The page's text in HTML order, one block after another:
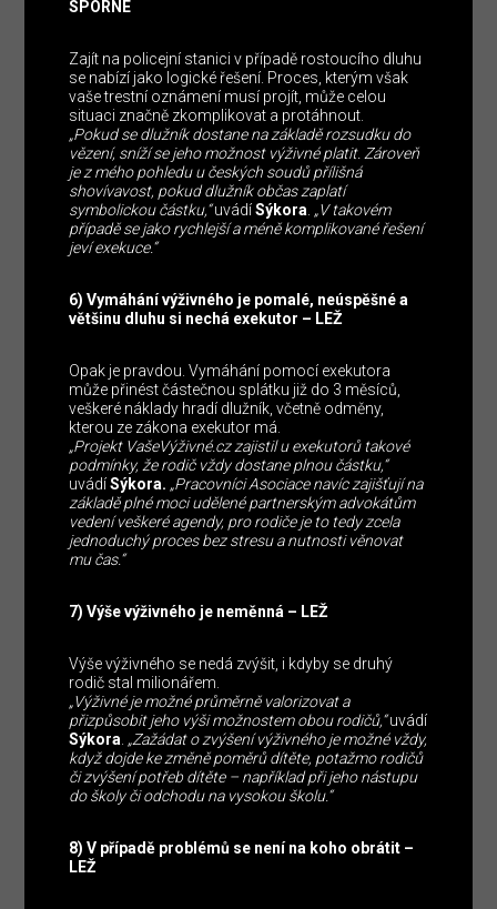
SPORNÉ
Zajít na policejní stanici v případě rostoucího dluhu
se nabízí jako logické řešení. Proces, kterým však
vaše trestní oznámení musí projít, může celou
situaci značně zkomplikovat a protáhnout.
„Pokud se dlužník dostane na základě rozsudku do
vězení, sníží se jeho možnost výživné platit. Zároveň
je z mého pohledu u českých soudů přílišná
shovívavost, pokud dlužník občas zaplatí
symbolickou částku,“uvádíSýkora „V takovém
případě se jako rychlejší a méně komplikované řešení
jeví exekuce.“
6) Vymáhání výživného je pomalé, neúspěšné a
většinu dluhu si nechá exekutor – LEŽ
Opak je pravdou. Vymáhání pomocí exekutora
může přinést částečnou splátku již do 3 měsíců,
veškeré náklady hradí dlužník, včetně odměny,
kterou ze zákona exekutor má.
„Projekt VašeVýživné.cz zajistil u exekutorů takové
podmínky, že rodič vždy dostane plnou částku,“
uvádíSýkora. „Pracovníci Asociace navíc zajišťují na
základě plné moci udělené partnerským advokátům
vedení veškeré agendy, pro rodiče je to tedy zcela
jednoduchý proces bez stresu a nutnosti věnovat
mu čas.“
7) Výše výživného je neměnná – LEŽ
Výše výživného se nedá zvýšit, i kdyby se druhý
rodič stal milionářem.
„Výživné je možné průměrně valorizovat a
přizpůsobit jeho výši možnostem obou rodičů,“uvádí
Sýkora „Zažádat o zvýšení výživného je možné vždy,
když dojde ke změně poměrů dítěte, potažmo rodičů
či zvýšení potřeb dítěte – například při jeho nástupu
do školy či odchodu na vysokou školu.“
8) V případě problémů se není na koho obrátit –
LEŽ